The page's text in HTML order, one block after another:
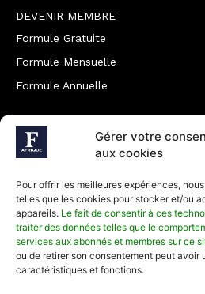
Gérer votre
aux cookies
Pour offrir les meilleures expériences,
telles que les cookies pour stocker et/ou
appareils. Le fait de consentir à ces
traiter des données telles que le
services aux abonnés et membres sur ce
ou de retirer son consentement peut avoir
caractéristiques et fonctions.
DEVENIR MEMBRE
Formule Gratuite
Formule Mensuelle
Formule Annuelle
JOINDRE L'ÉQUIPE
Rédaction
Développement commercial
Communiquer avec Forbes Afrique
Média Kit 2026